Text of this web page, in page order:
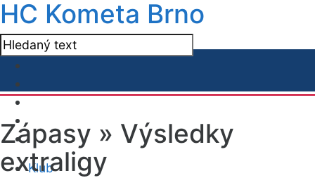
HC Kometa Brno
Klub
Zápasy » Výsledky
extraligy